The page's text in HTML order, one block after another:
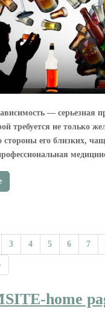
— серьезная
требуется не только
стороны его близких,
3 4 5 6 7
home